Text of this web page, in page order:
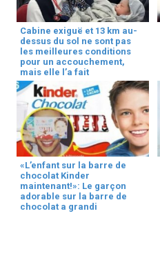
Cabine exiguë et 13 km au-
dessus du sol ne sont pas
les meilleures conditions
pour un accouchement,
mais elle l’a fait
«L’enfant sur la barre de
chocolat Kinder
maintenant!»: Le garçon
adorable sur la barre de
chocolat a grandi